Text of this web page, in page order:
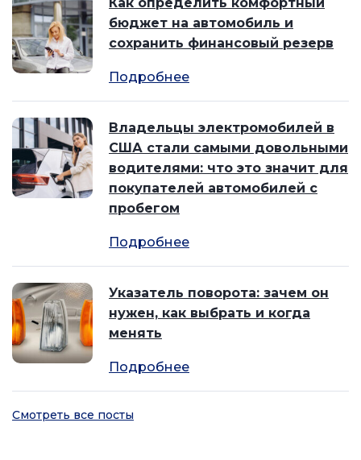
бюджет на автомобиль и
сохранить финансовый резерв
Подробнее
Владельцы электромобилей в
США стали самыми довольными
водителями: что это значит для
покупателей автомобилей с
пробегом
Подробнее
Указатель поворота: зачем он
нужен, как выбрать и когда
менять
Подробнее
Смотреть все посты